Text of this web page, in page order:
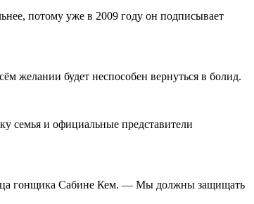
потому уже в 2009 году он подписывает
желании будет неспособен вернуться в болид.
семья и официальные представители
гонщика Сабине Кем. — Мы должны защищать